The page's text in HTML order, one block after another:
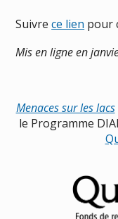
Suivrece lien pour
Mis en ligne en
Menaces sur les lacs
le Programme